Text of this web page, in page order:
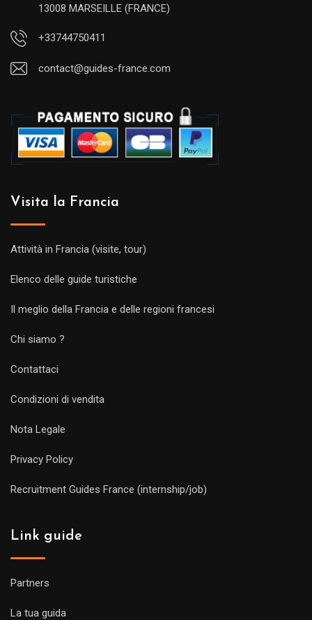
13008 MARSEILLE (FRANCE)
+33744750411
contact@guides-france.com
Visita la Francia
Attività in Francia (visite, tour)
Elenco delle guide turistiche
Il meglio della Francia e delle regioni francesi
Chi siamo ?
Contattaci
Condizioni di vendita
Nota Legale
Privacy Policy
Recruitment Guides France (internship/job)
Link guide
Partners
La tua guida